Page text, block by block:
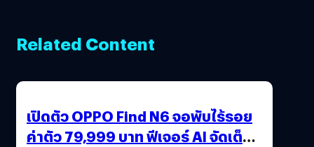
Related Content
เปิดตัว OPPO Find N6 จอพับไร้รอย
ค่าตัว 79,999 บาท ฟีเจอร์ AI จัดเต็ม